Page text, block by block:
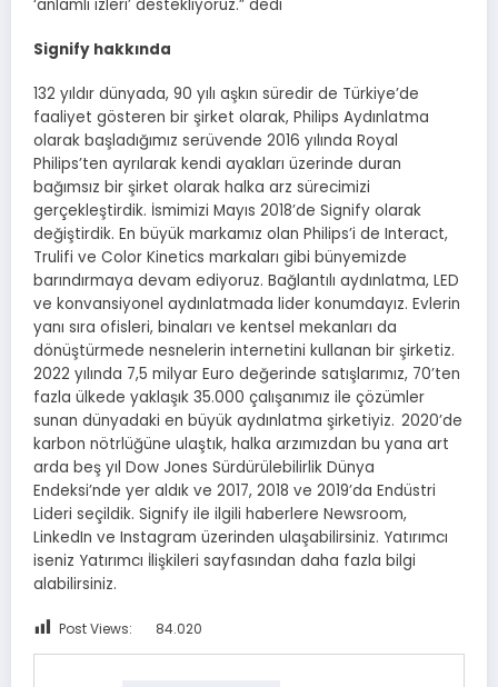
‘anlamlı izleri’ destekliyoruz.” dedi
Signify hakkında
132 yıldır dünyada, 90 yılı aşkın süredir de Türkiye’de
faaliyet gösteren bir şirket olarak, Philips Aydınlatma
olarak başladığımız serüvende 2016 yılında Royal
Philips’ten ayrılarak kendi ayakları üzerinde duran
bağımsız bir şirket olarak halka arz sürecimizi
gerçekleştirdik. İsmimizi Mayıs 2018’de Signify olarak
değiştirdik. En büyük markamız olan Philips’i de Interact,
Trulifi ve Color Kinetics markaları gibi bünyemizde
barındırmaya devam ediyoruz. Bağlantılı aydınlatma, LED
ve konvansiyonel aydınlatmada lider konumdayız. Evlerin
yanı sıra ofisleri, binaları ve kentsel mekanları da
dönüştürmede nesnelerin internetini kullanan bir şirketiz.
2022 yılında 7,5 milyar Euro değerinde satışlarımız, 70’ten
fazla ülkede yaklaşık 35.000 çalışanımız ile çözümler
sunan dünyadaki en büyük aydınlatma şirketiyiz. 2020’de
karbon nötrlüğüne ulaştık, halka arzımızdan bu yana art
arda beş yıl Dow Jones Sürdürülebilirlik Dünya
Endeksi’nde yer aldık ve 2017, 2018 ve 2019’da Endüstri
Lideri seçildik. Signify ile ilgili haberlere Newsroom,
LinkedIn ve Instagram üzerinden ulaşabilirsiniz. Yatırımcı
iseniz Yatırımcı İlişkileri sayfasından daha fazla bilgi
alabilirsiniz.
Post Views: 84.020